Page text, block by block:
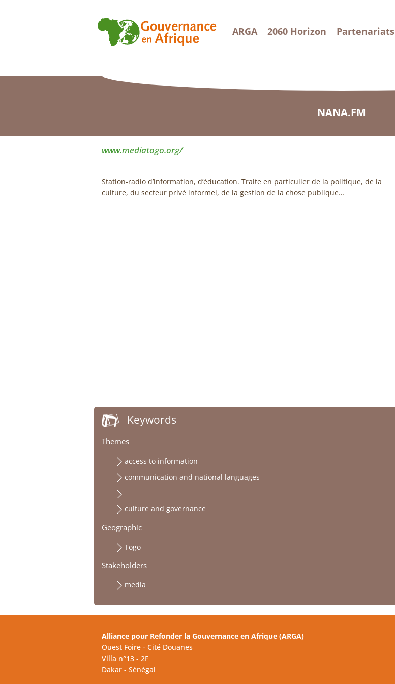
ARGA 2060 Horizon Partenariats
NANA.FM
www.mediatogo.org/
Station-radio d’information, d’éducation. Traite en particulier de la politique, de la
culture, du secteur privé informel, de la gestion de la chose publique…
Keywords
Themes
access to information
communication and national languages
culture and governance
Geographic
Togo
Stakeholders
media
Alliance pour Refonder la Gouvernance en Afrique (ARGA)
Ouest Foire - Cité Douanes
Villa n°13 - 2F
Dakar - Sénégal